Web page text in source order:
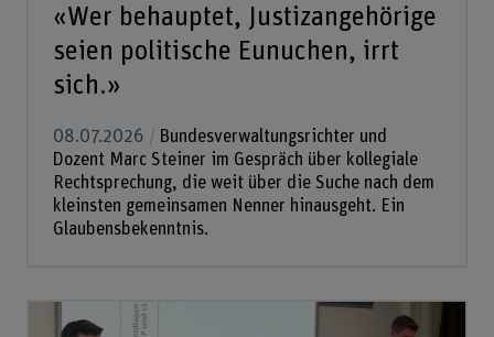
«Wer behauptet, Justizangehörige
seien politische Eunuchen, irrt
sich.»
08.07.2026
Bundesverwaltungsrichter und
Dozent Marc Steiner im Gespräch über kollegiale
Rechtsprechung, die weit über die Suche nach dem
kleinsten gemeinsamen Nenner hinausgeht. Ein
Glaubensbekenntnis.